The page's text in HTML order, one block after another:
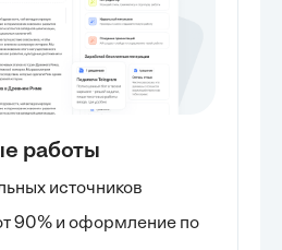
работы
источников
90% и оформление по